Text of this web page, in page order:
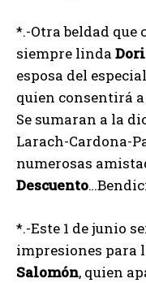
*.-Otra beldad que
siempre linda
esposa del
quien consentirá
Se sumaran a la
Larach-Cardona-
numerosas
Descuento
*.-Este 1 de junio
impresiones para
Salomón, quien